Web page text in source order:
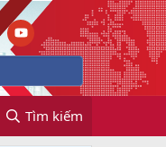
Tìm kiếm